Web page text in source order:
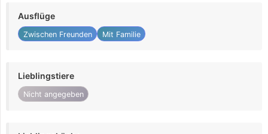
Ausflüge
Zwischen Freunden Mit Familie
Lieblingstiere
Nicht angegeben